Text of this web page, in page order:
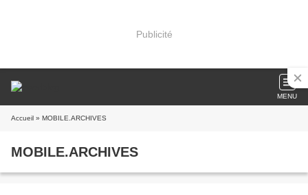
Publicité
MENU
Accueil » MOBILE.ARCHIVES
MOBILE.ARCHIVES